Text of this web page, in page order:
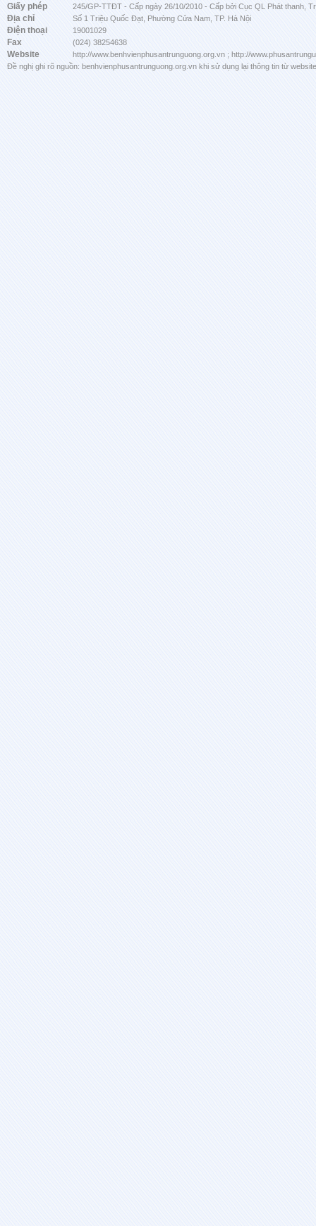
Giấy phép 245/GP-TTĐT - Cấp ngày 26/10/2010 - Cấp bởi Cục QL Phát thanh,
Địa chỉ Số 1 Triệu Quốc Đạt, Phường Cửa Nam, TP. Hà Nội
Điện thoại 19001029
Fax (024) 38254638
Website
http://www.benhvienphusantrunguong.org.vn ; http://
Đề nghị ghi rõ nguồn: benhvienphusantrunguong.org.vn khi sử dụng lại thông tin từ